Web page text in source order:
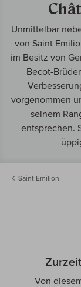
Unmittelbar
von Saint
im Besitz von
Becot-
vorgenommen
seinem
entsprechen.
Saint Emilion
Von